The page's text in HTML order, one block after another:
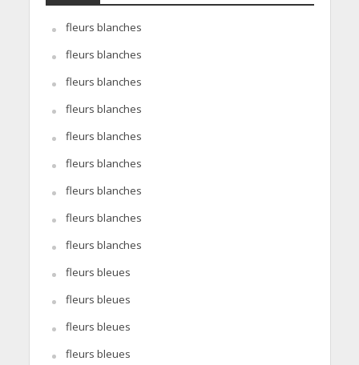
fleurs blanches
fleurs blanches
fleurs blanches
fleurs blanches
fleurs blanches
fleurs blanches
fleurs blanches
fleurs blanches
fleurs blanches
fleurs bleues
fleurs bleues
fleurs bleues
fleurs bleues